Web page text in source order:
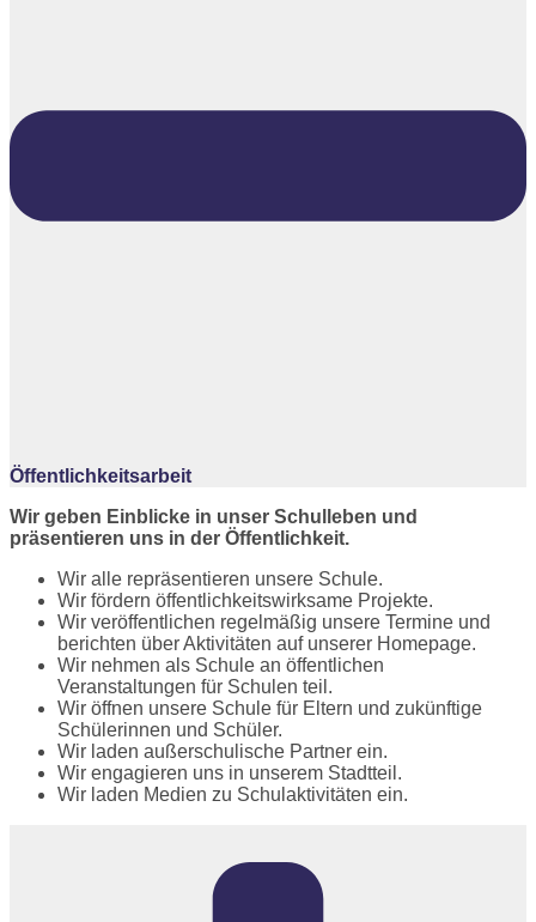
Öffentlichkeitsarbeit
Wir geben Einblicke in unser Schulleben und
präsentieren uns in der Öffentlichkeit.
Wir alle repräsentieren unsere Schule.
Wir fördern öffentlichkeitswirksame Projekte.
Wir veröffentlichen regelmäßig unsere Termine und
berichten über Aktivitäten auf unserer Homepage.
Wir nehmen als Schule an öffentlichen
Veranstaltungen für Schulen teil.
Wir öffnen unsere Schule für Eltern und zukünftige
Schülerinnen und Schüler.
Wir laden außerschulische Partner ein.
Wir engagieren uns in unserem Stadtteil.
Wir laden Medien zu Schulaktivitäten ein.